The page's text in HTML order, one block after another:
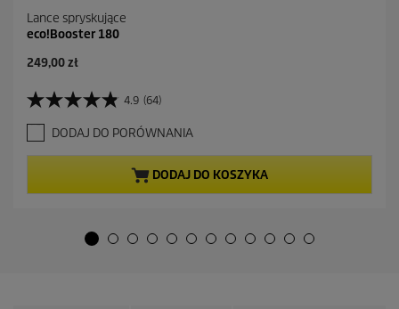
Lance spryskujące
eco!Booster 180
A
t
u
a
l
n
c
249,00 zł
4.9 (64)
4
.
9
n
DODAJ DO PORÓWNANIA
DODAJ DO KOSZYKA